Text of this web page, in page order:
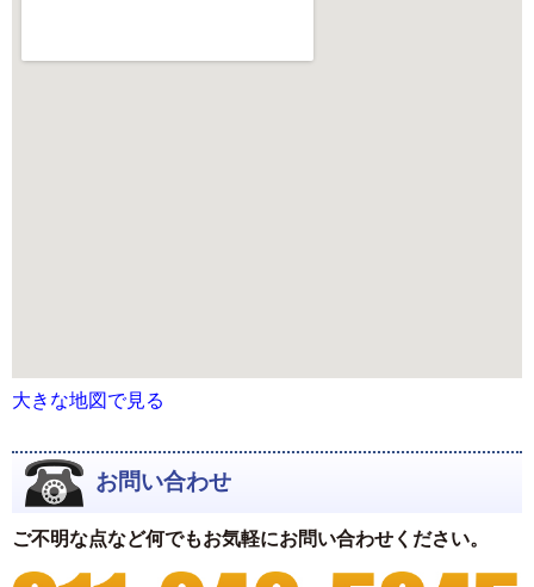
大きな地図で見る
お問い合わせ
ご不明な点など何でもお気軽にお問い合わせください。